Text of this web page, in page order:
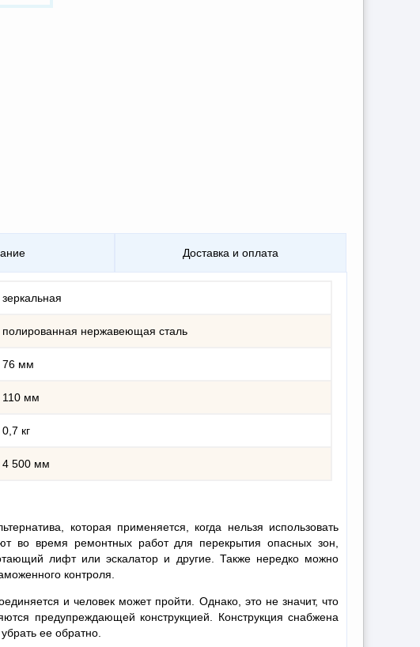
Доставка и оплата
зеркальная
полированная нержавеющая сталь
76 мм
110 мм
0,7 кг
4 500 мм
которая применяется, когда нельзя использовать
во время ремонтных работ для перекрытия опасных зон,
лифт или эскалатор и другие. Также нередко можно
контроля.
и человек может пройти. Однако, это не значит, что
предупреждающей конструкцией. Конструкция снабжена
ее обратно.